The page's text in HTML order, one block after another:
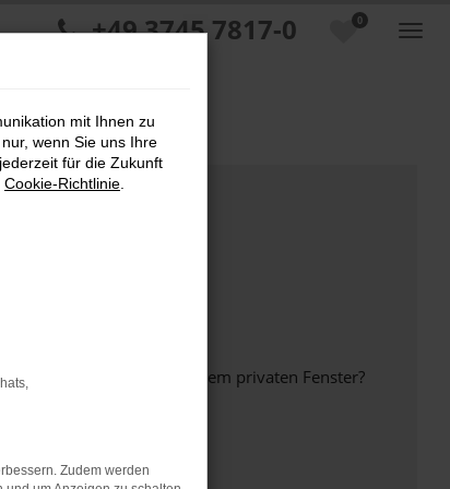
0
+49 3745 7817-0
Browser oder in einem privaten Fenster?
mit Ihnen zu
wenn Sie uns Ihre
für die Zukunft
Cookie-Richtlinie
Zudem werden